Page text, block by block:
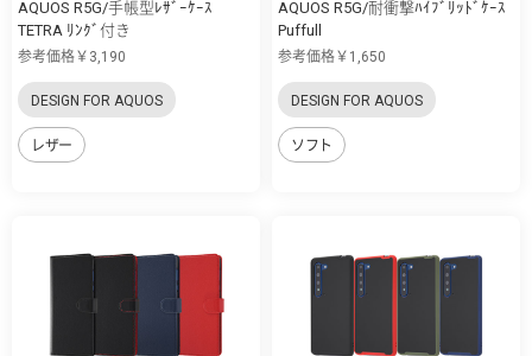
AQUOS R5G/手帳型ﾚｻﾞｰｹｰｽ
TETRA ﾘﾝｸﾞ付き
参考価格￥3,190
DESIGN FOR AQUOS
レザー
AQUOS R5G/耐衝撃ﾊｲﾌﾞﾘｯﾄﾞｹｰｽ
Puffull
参考価格￥1,650
DESIGN FOR AQUOS
ソフト